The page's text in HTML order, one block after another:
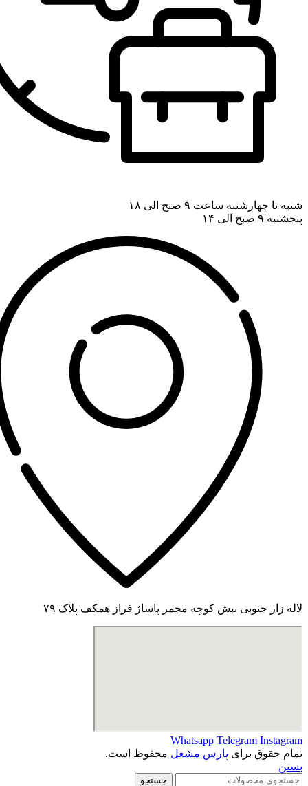
شنبه تا چهارشنبه ساعت ۹ صبح الی ۱۸
پنجشنبه ۹ صبح الی ۱۴
لاله زار جنوبی نبش کوچه مجمر پاساژ فراز همکف پلاک ۷۹
Whatsapp Telegram Instagram
تمام حقوق برای پارس مشعل محفوظ است.
بستن
جستجو